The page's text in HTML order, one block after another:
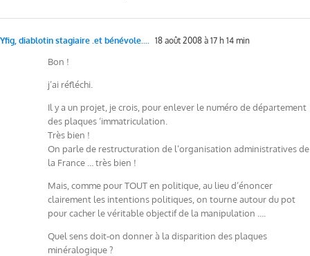
Yfig, diablotin stagiaire .et bénévole.... 18 août 2008 à 17 h 14 min
Bon !
j’ai réfléchi.
Il y a un projet, je crois, pour enlever le numéro de département
des plaques ‘immatriculation.
Très bien !
On parle de restructuration de l’organisation administratives de
la France … très bien !
Mais, comme pour TOUT en politique, au lieu d’énoncer
clairement les intentions politiques, on tourne autour du pot
pour cacher le véritable objectif de la manipulation ….
Quel sens doit-on donner à la disparition des plaques
minéralogique ?